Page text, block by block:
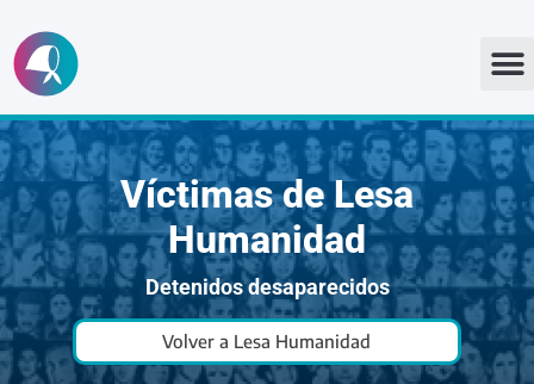
Ir
al
contenido
Víctimas de Lesa
Humanidad
Detenidos desaparecidos
Volver a Lesa Humanidad